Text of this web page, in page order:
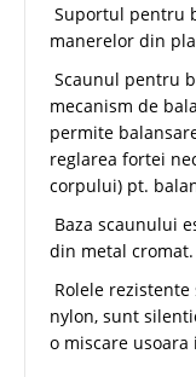
Suportul pentru
manerelor din
Scaunul pentru
mecanism de
permite
reglarea fortei
corpului) pt.
Baza scaunului
din metal cromat.
Rolele
nylon, sunt
o miscare